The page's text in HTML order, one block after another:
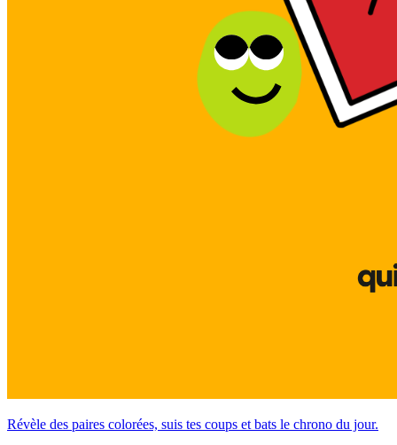
Révèle des paires colorées, suis tes coups et bats le chrono du jour.